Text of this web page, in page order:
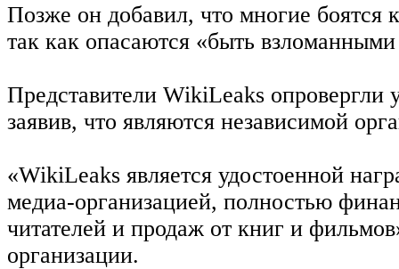
Позже он добавил, что многие боятся
так как опасаются «быть
Представители WikiLeaks
заявив, что являются независимой
«WikiLeaks является удостоенной
медиа-организацией, полностью
читателей и продаж от книг и
организации.